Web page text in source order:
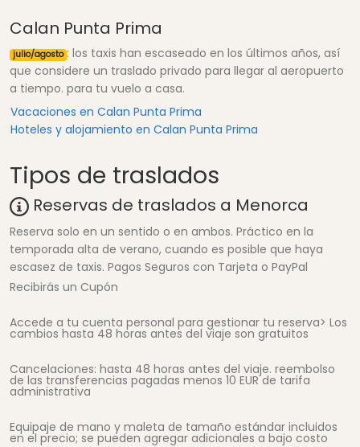
Calan Punta Prima
julio/agosto : los taxis han escaseado en los últimos años, así
que considere un traslado privado para llegar al aeropuerto
a tiempo. para tu vuelo a casa.
Vacaciones en Calan Punta Prima
Hoteles y alojamiento en Calan Punta Prima
Tipos de traslados
Reservas de traslados a Menorca
Reserva solo en un sentido o en ambos. Práctico en la
temporada alta de verano, cuando es posible que haya
escasez de taxis. Pagos Seguros con Tarjeta o PayPal
Recibirás un Cupón
Accede a tu cuenta personal para gestionar tu reserva> Los
cambios hasta 48 horas antes del viaje son gratuitos
Cancelaciones: hasta 48 horas antes del viaje. reembolso
de las transferencias pagadas menos 10 EUR de tarifa
administrativa
Equipaje de mano y maleta de tamaño estándar incluidos
en el precio; se pueden agregar adicionales a bajo costo